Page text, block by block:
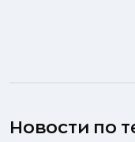
Новости по